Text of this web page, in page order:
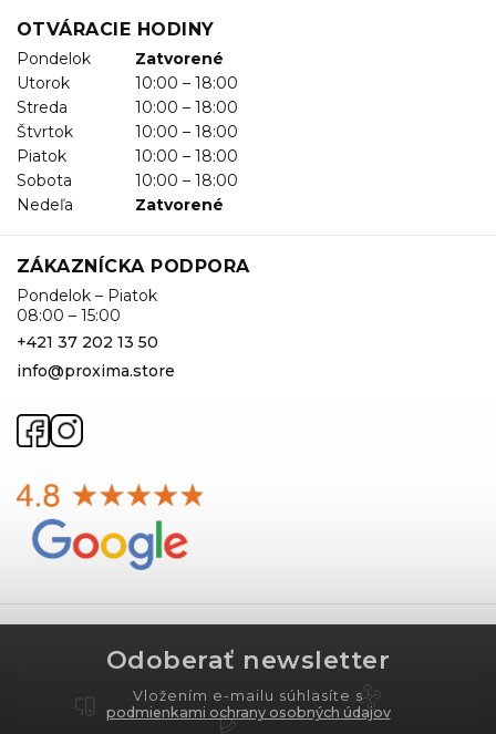
OTVÁRACIE HODINY
Pondelok
Zatvorené
Utorok
10:00 – 18:00
Streda
10:00 – 18:00
Štvrtok
10:00 – 18:00
Piatok
10:00 – 18:00
Sobota
10:00 – 18:00
Nedeľa
Zatvorené
ZÁKAZNÍCKA PODPORA
Pondelok – Piatok
08:00 – 15:00
+421 37 202 13 50
info@proxima.store
Odoberať newsletter
Vložením e-mailu súhlasíte s
podmienkami ochrany osobných údajov